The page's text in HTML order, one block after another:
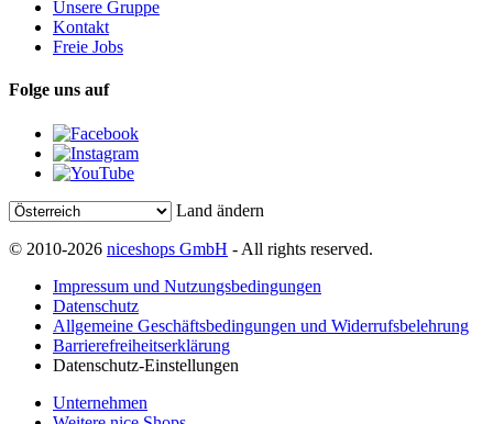
Unsere Gruppe
Kontakt
Freie Jobs
Folge uns auf
Land ändern
© 2010-2026 niceshops GmbH - All rights reserved.
Impressum und Nutzungsbedingungen
Datenschutz
Allgemeine Geschäftsbedingungen und Widerrufsbelehrung
Barrierefreiheitserklärung
Datenschutz-Einstellungen
Unternehmen